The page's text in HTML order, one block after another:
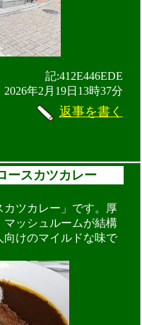
記:412E446EDE
2026年2月19日13時37分
返事を書く
ースカツカレー
カツカレー」です。厚
ッシュルームが結構
向けのマイルドな味で